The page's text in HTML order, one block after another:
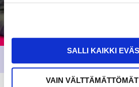
SALLI KAIKKI
VAIN